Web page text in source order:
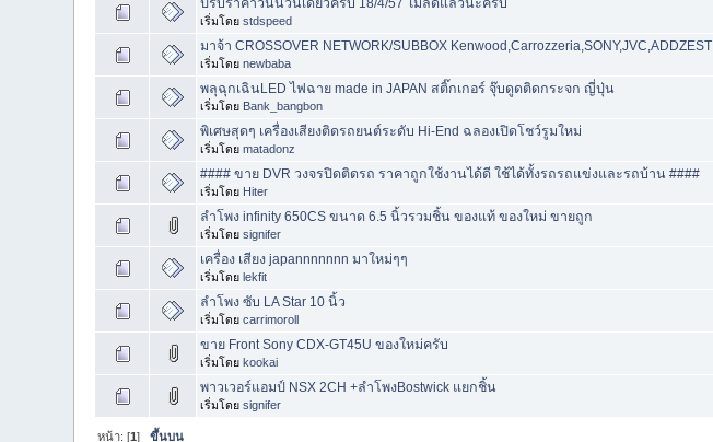
เริ่มโดยstdspeed
มาจ้า CROSSOVER NETWORK/SUBBOX Kenwood,Carrozzeria,SONY,JVC,ADDZEST
เริ่มโดยnewbaba
พลุฉุกเฉินLED ไฟฉาย made in JAPAN สติ๊กเกอร์ จุ๊บดูดติดกระจก ญี่ปุ่น
เริ่มโดย Bank_bangbon
พิเศษสุดๆ เครื่องเสียงติดรถยนต์ระดับ Hi-End ฉลองเปิดโชว์รูมใหม่
เริ่มโดยmatadonz
#### ขาย DVR วงจรปิดติดรถ ราคาถูกใช้งานได้ดี ใช้ได้ทั้งรถรถแข่งและรถบ้าน ####
เริ่มโดย Hiter
ลำโพง infinity 650CS ขนาด 6.5 นิ้วรวมชิ้น ของแท้ ของใหม่ ขายถูก
เริ่มโดยsignifer
เครื่อง เสียง japannnnnnn มาใหม่ๆๆ
เริ่มโดยlekfit
ลำโพง ซับ LA Star 10 นิ้ว
เริ่มโดยcarrimoroll
ขาย Front Sony CDX-GT45U ของใหม่ครับ
เริ่มโดยkookai
พาวเวอร์แอมป์ NSX 2CH +ลำโพงBostwick แยกชิ้น
เริ่มโดยsignifer
หน้า: [1]ขึ้นบน